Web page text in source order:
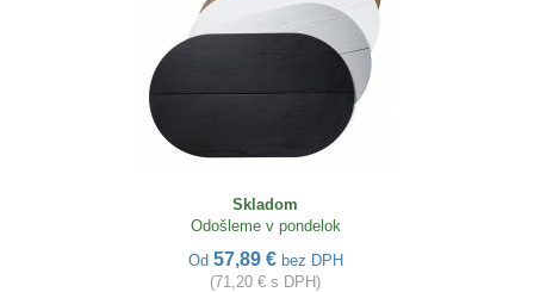
Skladom
Odošleme v pondelok
Od 57,89 € bez DPH
(71,20 € s DPH)